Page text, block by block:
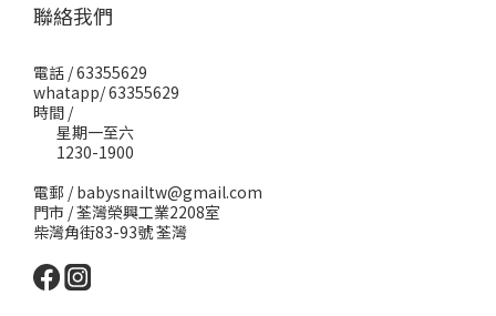
聯絡我們
電話 / 63355629
whatapp/ 63355629
時間 /
星期一至六
1230-1900
電郵 / babysnailtw@gmail.com
門市 / 荃灣榮興工業2208室
柴灣角街83-93號 荃灣